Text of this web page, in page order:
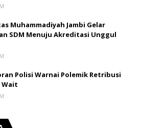
Muhammadiyah Jambi Gelar
SDM Menuju Akreditasi Unggul
Polisi Warnai Polemik Retribusi
Wait